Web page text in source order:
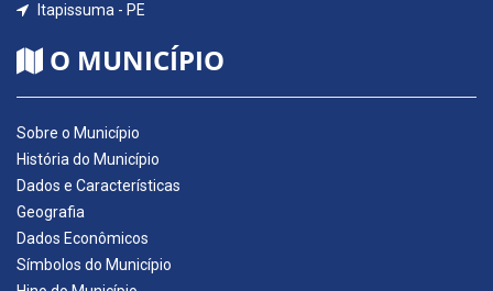
Itapissuma - PE
O MUNICÍPIO
Sobre o Município
História do Município
Dados e Características
Geografia
Dados Econômicos
Símbolos do Município